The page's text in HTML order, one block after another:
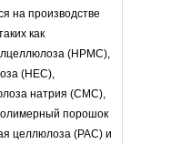
на производстве
как
(HPMC),
(HEC),
натрия (CMC),
порошок
целлюлоза (PAC) и